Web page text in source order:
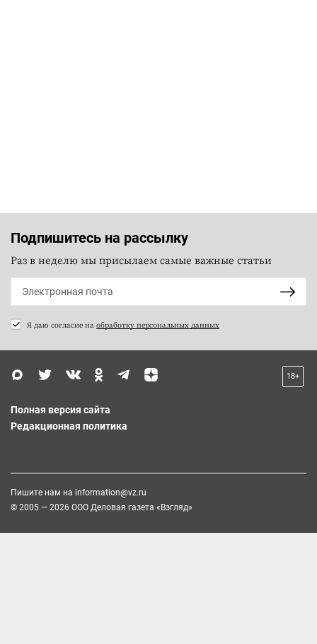
Подпишитесь на рассылку
Раз в неделю мы присылаем самые важные статьи
Я даю согласие на обработку персональных данных
18+
Полная версия сайта
Редакционная политика
Пишите нам на information@vz.ru
© 2005 — 2026 ООО Деловая газета «Взгляд»